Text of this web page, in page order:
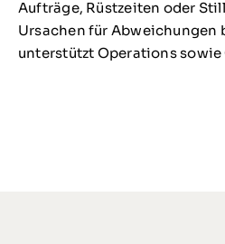
Aufträge, Rüstzeiten oder
Ursachen für Abweichungen
unterstützt Operations